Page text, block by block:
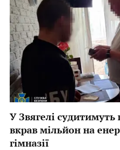
У Звягелі
вкрав мільйон на
гімназії